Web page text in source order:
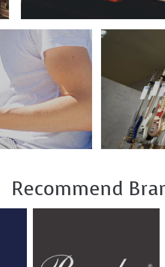
Recommend